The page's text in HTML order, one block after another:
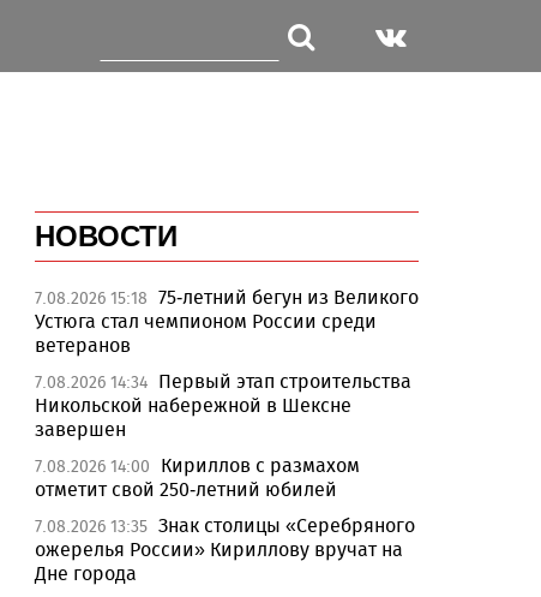
НОВОСТИ
7.08.2026 15:18 75-летний бегун из Великого
Устюга стал чемпионом России среди
ветеранов
7.08.2026 14:34 Первый этап строительства
Никольской набережной в Шексне
завершен
7.08.2026 14:00
Кириллов с размахом
отметит свой 250-летний юбилей
7.08.2026 13:35 Знак столицы «Серебряного
ожерелья России» Кириллову вручат на
Дне города